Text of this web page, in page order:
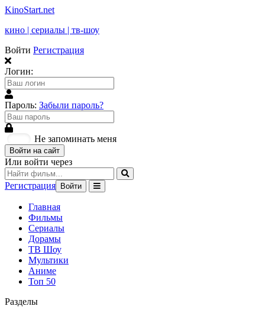
KinoStart.net
кино | сериалы | тв-шоу
Войти Регистрация
Логин:
Пароль: Забыли пароль?
Не запоминать меня
Войти на сайт
Или войти через
Регистрация Войти
Главная
Фильмы
Сериалы
Дорамы
ТВ Шоу
Мультики
Аниме
Топ 50
Разделы